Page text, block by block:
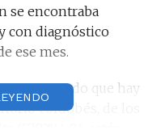
se encontraba
con diagnóstico
ese mes.
mostrando que hay
cordobés, de los